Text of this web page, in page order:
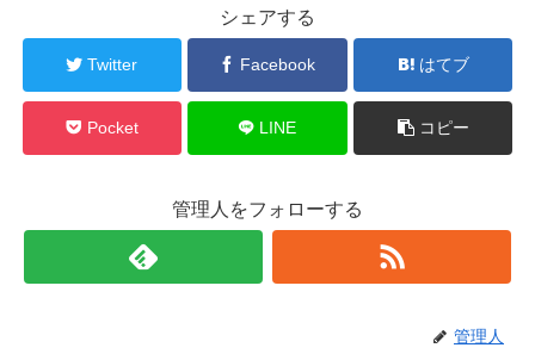
シェアする
Twitter Facebook はてブ
Pocket LINE コピー
管理人をフォローする
管理人